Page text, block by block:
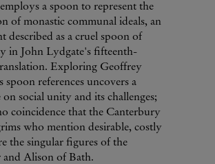
a spoon to represent the
of monastic communal ideals, an
described as a cruel spoon of
in John Lydgate's fifteenth-
Exploring Geoffrey
spoon references uncovers a
on social unity and its challenges;
coincidence that the Canterbury
who mention desirable, costly
the singular figures of the
and Alison of Bath.